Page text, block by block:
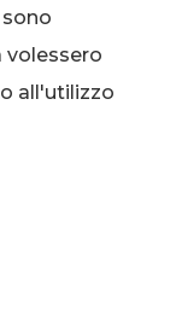
volessero
all'utilizzo